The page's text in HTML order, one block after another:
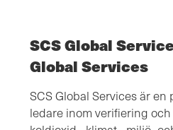
SCS Global
Global Services
SCS Global Services är
ledare inom verifiering